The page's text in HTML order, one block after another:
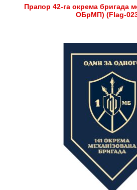
Прапор 42-га окрема бригада
ОБрМП) (Flag-